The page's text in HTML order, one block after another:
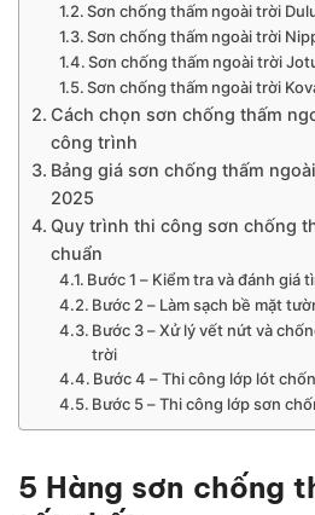
Sơn chống thấm ngoài trời
Sơn chống thấm ngoài trời
Sơn chống thấm ngoài trời
Sơn chống thấm ngoài trời
Cách chọn sơn chống thấm
công trình
Bảng giá sơn chống thấm
2025
Quy trình thi công sơn chống
chuẩn
Bước 1 – Kiểm tra và đánh giá
Bước 2 – Làm sạch bề mặt
Bước 3 – Xử lý vết nứt và
trời
Bước 4 – Thi công lớp lót
Bước 5 – Thi công lớp sơn
5 Hàng sơn chống